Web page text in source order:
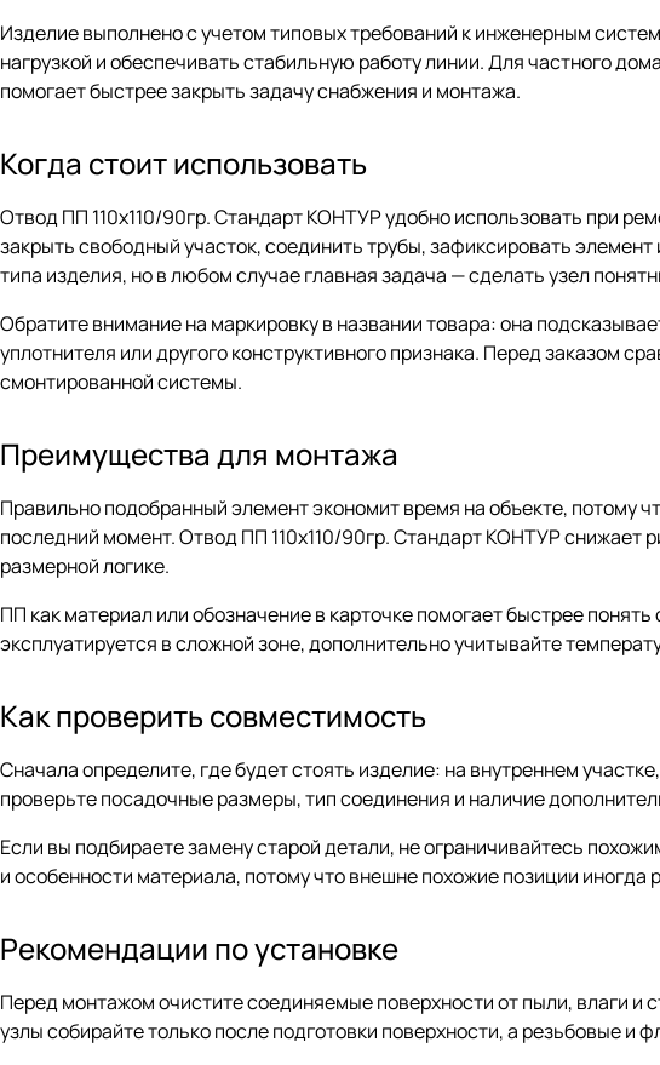
Изделие выполнено с учетом типовых требований к инженерным
нагрузкой и обеспечивать стабильную работу линии. Для частного
помогает быстрее закрыть задачу снабжения и монтажа.
Когда стоит использовать
Отвод ПП 110х110/90гр. Стандарт КОНТУР удобно использовать при
закрыть свободный участок, соединить трубы, зафиксировать
типа изделия, но в любом случае главная задача — сделать узел
Обратите внимание на маркировку в названии товара: она
уплотнителя или другого конструктивного признака. Перед заказом
смонтированной системы.
Преимущества для монтажа
Правильно подобранный элемент экономит время на объекте, потому
последний момент. Отвод ПП 110х110/90гр. Стандарт КОНТУР снижает
размерной логике.
ПП как материал или обозначение в карточке помогает быстрее
эксплуатируется в сложной зоне, дополнительно учитывайте
Как проверить совместимость
Сначала определите, где будет стоять изделие: на внутреннем
проверьте посадочные размеры, тип соединения и наличие
Если вы подбираете замену старой детали, не ограничивайтесь
и особенности материала, потому что внешне похожие позиции
Рекомендации по установке
Перед монтажом очистите соединяемые поверхности от пыли, влаги и
узлы собирайте только после подготовки поверхности, а резьбовые и